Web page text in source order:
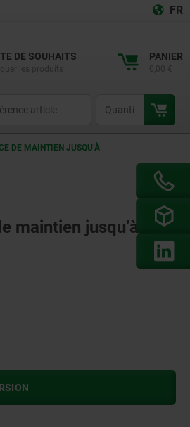
FR
DE SOUHAITS PANIER
DE MAINTIEN JUSQU’À
maintien jusqu’à